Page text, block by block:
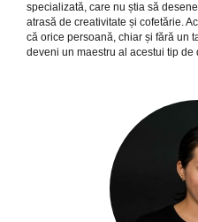
specializată, care nu știa să
atrasă de creativitate și cofetărie.
că orice persoană, chiar și fără un
deveni un maestru al acestui tip